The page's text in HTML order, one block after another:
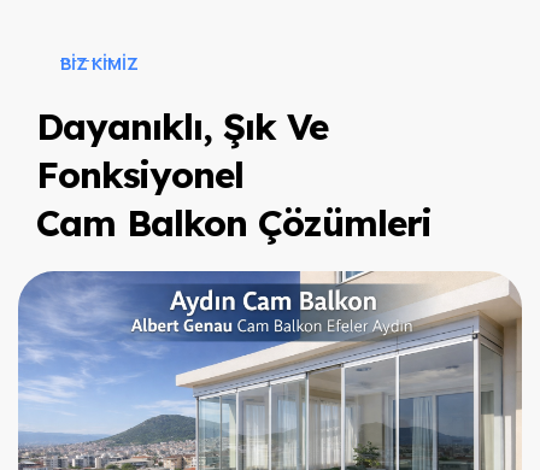
BIZ KIMIZ
Dayanıklı, Şık Ve
Fonksiyonel
Cam Balkon Çözümleri